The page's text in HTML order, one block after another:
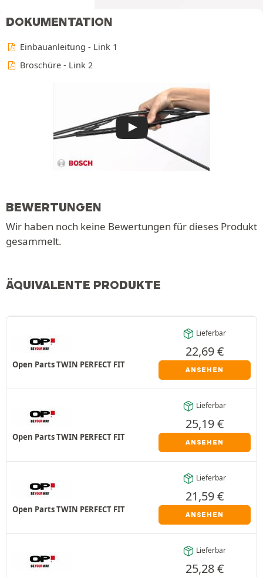
DOKUMENTATION
Einbauanleitung - Link 1
Broschüre - Link 2
BEWERTUNGEN
Wir haben noch keine Bewertungen für dieses Produkt
gesammelt.
ÄQUIVALENTE PRODUKTE
Open Parts TWIN PERFECT FIT
Lieferbar
22,69€
ANSEHEN
Open Parts TWIN PERFECT FIT
Lieferbar
25,19€
ANSEHEN
Open Parts TWIN PERFECT FIT
Lieferbar
21,59€
ANSEHEN
Lieferbar
25,28€